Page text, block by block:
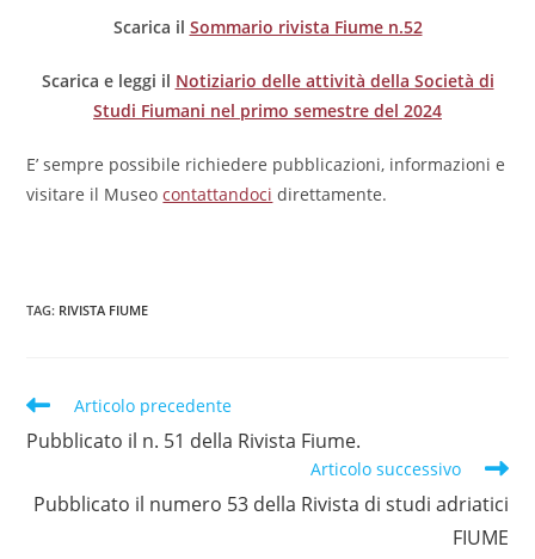
Scarica il Sommario rivista Fiume n.52
Scarica e leggi il Notiziario delle attività della Società di
Studi Fiumani nel primo semestre del 2024
E’ sempre possibile richiedere pubblicazioni, informazioni e
visitare il Museocontattandoci direttamente.
TAG: RIVISTA FIUME
Articolo precedente
Pubblicato il n. 51 della Rivista Fiume.
Articolo successivo
Pubblicato il numero 53 della Rivista di studi adriatici
FIUME